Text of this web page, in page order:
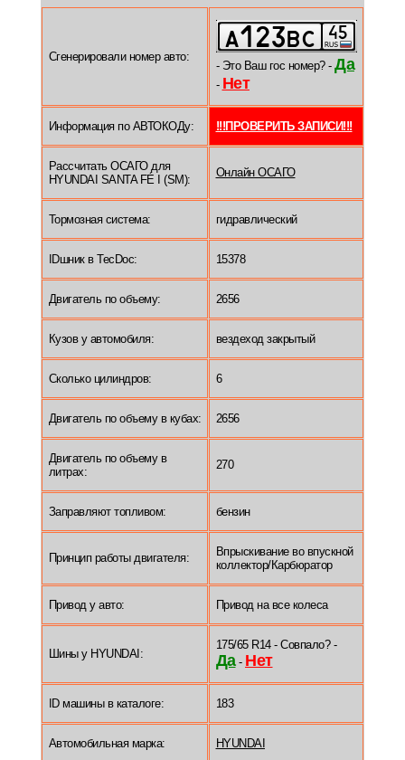
Сгенерировали номер авто:
- Это Ваш гос номер? - Да
- Нет
Информация по АВТОКОДу: !!!ПРОВЕРИТЬ ЗАПИСИ!!!
Рассчитать ОСАГО для
HYUNDAI SANTA FÉ I (SM):
Онлайн ОСАГО
Тормозная система: гидравлический
IDшник в TecDoc: 15378
Двигатель по объему: 2656
Кузов у автомобиля: вездеход закрытый
Сколько цилиндров: 6
Двигатель по объему в кубах: 2656
Двигатель по объему в
литрах:
270
Заправляют топливом: бензин
Принцип работы двигателя:
Впрыскивание во впускной
коллектор/Карбюратор
Привод у авто: Привод на все колеса
Шины у HYUNDAI:
175/65 R14 - Совпало? -
Да- Нет
ID машины в каталоге: 183
Автомобильная марка: HYUNDAI